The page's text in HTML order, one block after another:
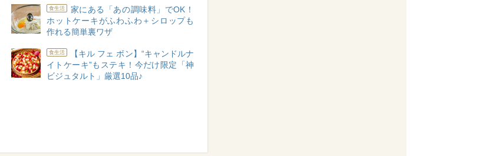
食生活
家にある「あの調味料」でOK！
ホットケーキがふわふわ＋シロップも
作れる簡単裏ワザ
食生活
【キル フェ ボン】“キャンドルナ
イトケーキ”もステキ！今だけ限定「神
ビジュタルト」厳選10品♪